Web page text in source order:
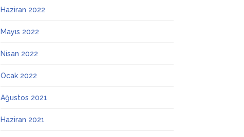
Haziran 2022
Mayıs 2022
Nisan 2022
Ocak 2022
Ağustos 2021
Haziran 2021